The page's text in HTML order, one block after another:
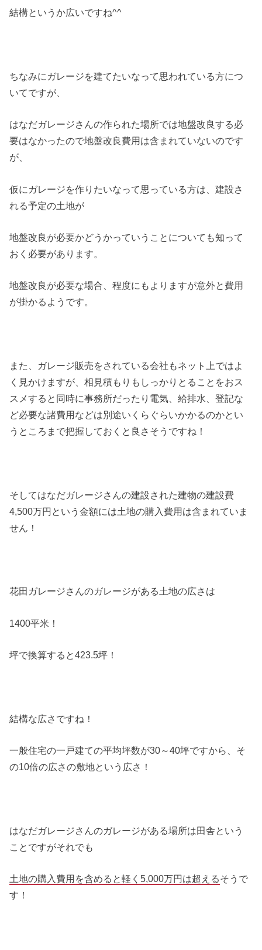
結構というか広いですね^^
ちなみにガレージを建てたいなって思われている方につ
いてですが、
はなだガレージさんの作られた場所では地盤改良する必
要はなかったので地盤改良費用は含まれていないのです
が、
仮にガレージを作りたいなって思っている方は、建設さ
れる予定の土地が
地盤改良が必要かどうかっていうことについても知って
おく必要があります。
地盤改良が必要な場合、程度にもよりますが意外と費用
が掛かるようです。
また、ガレージ販売をされている会社もネット上ではよ
く見かけますが、相見積もりもしっかりとることをおス
スメすると同時に事務所だったり電気、給排水、登記な
ど必要な諸費用などは別途いくらぐらいかかるのかとい
うところまで把握しておくと良さそうですね！
そしてはなだガレージさんの建設された建物の建設費
4,500万円という金額には土地の購入費用は含まれていま
せん！
花田ガレージさんのガレージがある土地の広さは
1400平米！
坪で換算すると423.5坪！
結構な広さですね！
一般住宅の一戸建ての平均坪数が30～40坪ですから、そ
の10倍の広さの敷地という広さ！
はなだガレージさんのガレージがある場所は田舎という
ことですがそれでも
土地の購入費用を含めると軽く5,000万円は超えるそうで
す！